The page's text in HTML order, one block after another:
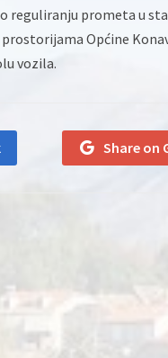
reguliranju prometa u
Općine
vozila.
Share on